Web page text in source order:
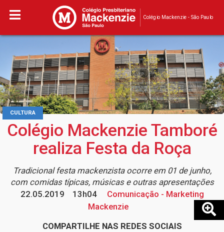
Colégio Mackenzie - São Paulo
CULTURA
Colégio Mackenzie Tamboré
realiza Festa da Roça
Tradicional festa mackenzista ocorre em 01 de junho,
com comidas típicas, músicas e outras apresentações
22.05.2019
13h04
Comunicação - Marketing
Mackenzie
COMPARTILHE NAS REDES SOCIAIS